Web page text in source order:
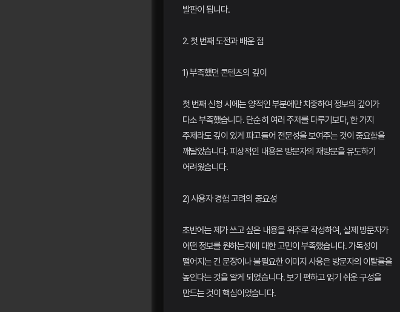
발판이 됩니다.
2. 첫 번째 도전과 배운 점
1) 부족했던 콘텐츠의 깊이
첫 번째 신청 시에는 양적인 부분에만 치중하여 정보의 깊이가
다소 부족했습니다. 단순히 여러 주제를 다루기보다, 한 가지
주제라도 깊이 있게 파고들어 전문성을 보여주는 것이 중요함을
깨달았습니다. 피상적인 내용은 방문자의 재방문을 유도하기
어려웠습니다.
2) 사용자 경험 고려의 중요성
초반에는 제가 쓰고 싶은 내용을 위주로 작성하여, 실제 방문자가
어떤 정보를 원하는지에 대한 고민이 부족했습니다. 가독성이
떨어지는 긴 문장이나 불필요한 이미지 사용은 방문자의 이탈률을
높인다는 것을 알게 되었습니다. 보기 편하고 읽기 쉬운 구성을
만드는 것이 핵심이었습니다.